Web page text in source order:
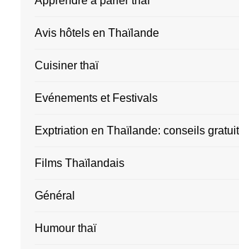
Avis hôtels en Thaïlande
Cuisiner thaï
Evénements et Festivals
Exptriation en Thaïlande: conseils
Films Thaïlandais
Général
Humour thaï